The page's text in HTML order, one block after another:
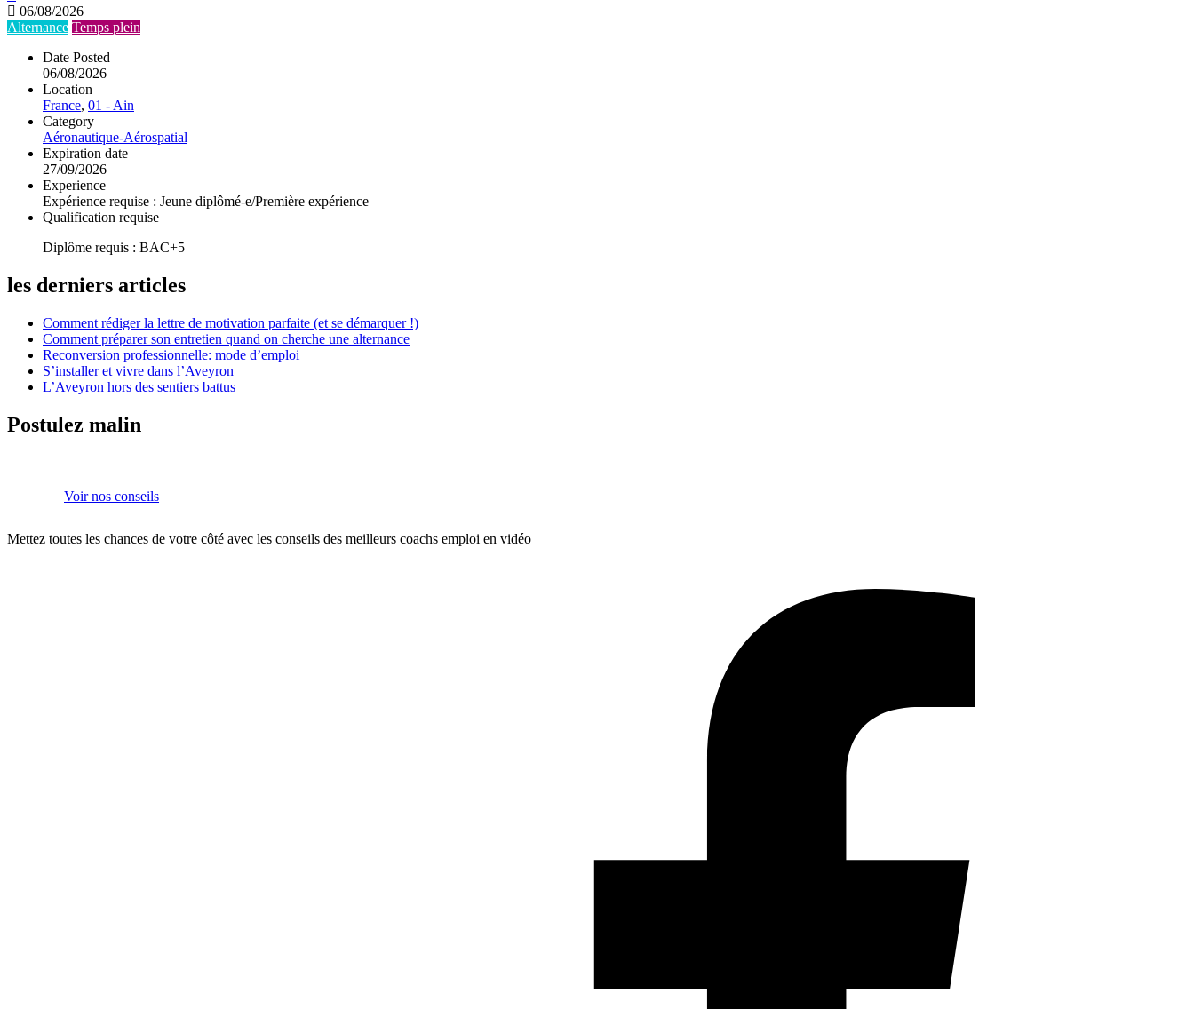
06/08/2026
Alternance Temps plein
Date Posted
06/08/2026
Location
France, 01 - Ain
Category
Aéronautique-Aérospatial
Expiration date
27/09/2026
Experience
Expérience requise : Jeune diplômé-e/Première expérience
Qualification requise
Diplôme requis : BAC+5
les derniers articles
Comment rédiger la lettre de motivation parfaite (et se démarquer !)
Comment préparer son entretien quand on cherche une alternance
Reconversion professionnelle: mode d’emploi
S’installer et vivre dans l’Aveyron
L’Aveyron hors des sentiers battus
Postulez malin
Voir nos conseils
Mettez toutes les chances de votre côté avec les conseils des meilleurs coachs emploi en vidéo